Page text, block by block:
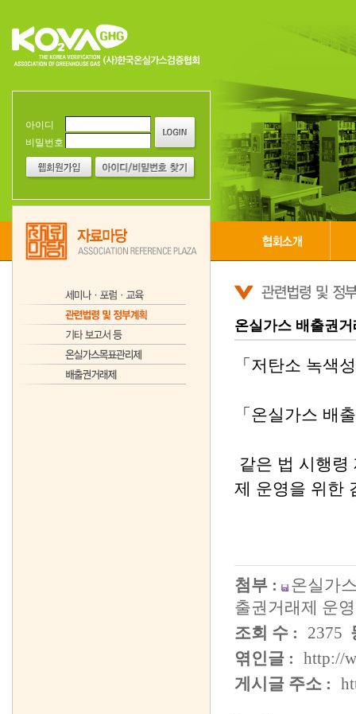
아이디
비밀번호
온실가스 배출권
「저탄소 녹색
「온실가스 배
같은 법 시행
제 운영을 위한
첨부 :
온실가
출권거래제 운
조회 수 :
2375
엮인글 : http://
게시글 주소 :